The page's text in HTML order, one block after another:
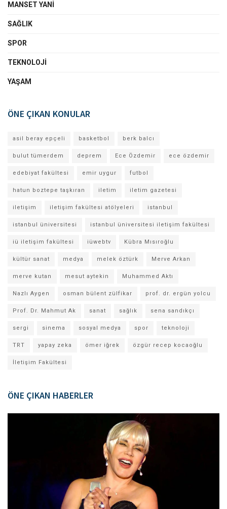
MANSET YANI
SAĞLIK
SPOR
TEKNOLOJI
YAŞAM
ÖNE ÇIKAN KONULAR
asil beray epçeli basketbol berk balcı
bulut tümerdem deprem Ece Özdemir ece özdemir
edebiyat fakültesi emir uygur futbol
hatun boztepe taşkıran iletim iletim gazetesi
iletişim iletişim fakültesi atölyeleri istanbul
istanbul üniversitesi istanbul üniversitesi iletişim fakültesi
iü iletişim fakültesi iüwebtv Kübra Mısıroğlu
kültür sanat medya melek öztürk Merve Arkan
merve kutan mesut aytekin Muhammed Aktı
Nazlı Aygen osman bülent zülfikar prof. dr. ergün yolcu
Prof. Dr. Mahmut Ak sanat sağlık sena sandıkçı
sergi sinema sosyal medya spor teknoloji
TRT yapay zeka ömer iğrek özgür recep kocaoğlu
İletişim Fakültesi
ÖNE ÇIKAN HABERLER